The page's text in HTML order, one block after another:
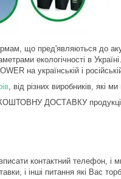
що пред'являються до
екологічності в
на українській і
, від різних виробників, які
ДОСТАВКУ продукції
контактний телефон,
і інші питання які Вас